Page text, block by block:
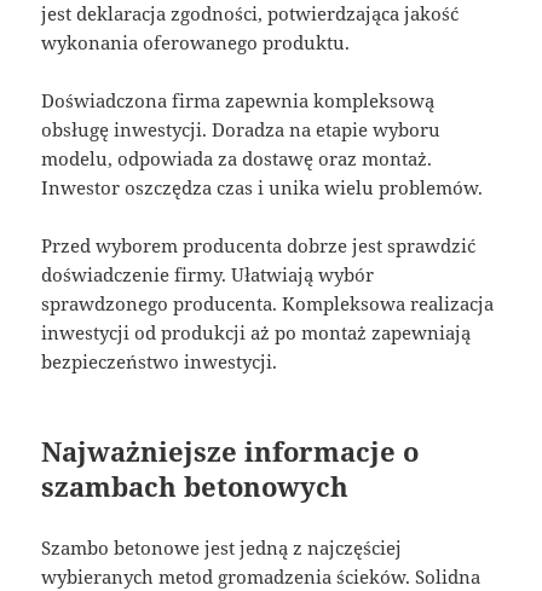
jest deklaracja zgodności, potwierdzająca jakość
wykonania oferowanego produktu.
Doświadczona firma zapewnia kompleksową
obsługę inwestycji. Doradza na etapie wyboru
modelu, odpowiada za dostawę oraz montaż.
Inwestor oszczędza czas i unika wielu problemów.
Przed wyborem producenta dobrze jest sprawdzić
doświadczenie firmy. Ułatwiają wybór
sprawdzonego producenta. Kompleksowa realizacja
inwestycji od produkcji aż po montaż zapewniają
bezpieczeństwo inwestycji.
Najważniejsze informacje o
szambach betonowych
Szambo betonowe jest jedną z najczęściej
wybieranych metod gromadzenia ścieków. Solidna